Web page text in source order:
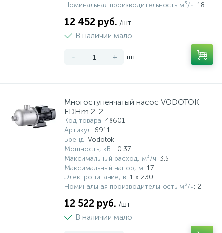
Номинальная производительность м³/ч: 18
12 452 руб. /шт
В наличии мало
- + шт
Многоступенчатый насос VODOTOK
EDHm 2-2
Код товара: 48601
Артикул: 6911
Бренд: Vodotok
Мощность, кВт: 0.37
Максимальный расход, м³/ч: 3.5
Максимальный напор, м: 17
Электропитание, в: 1 x 230
Номинальная производительность м³/ч: 2
12 522 руб. /шт
В наличии мало